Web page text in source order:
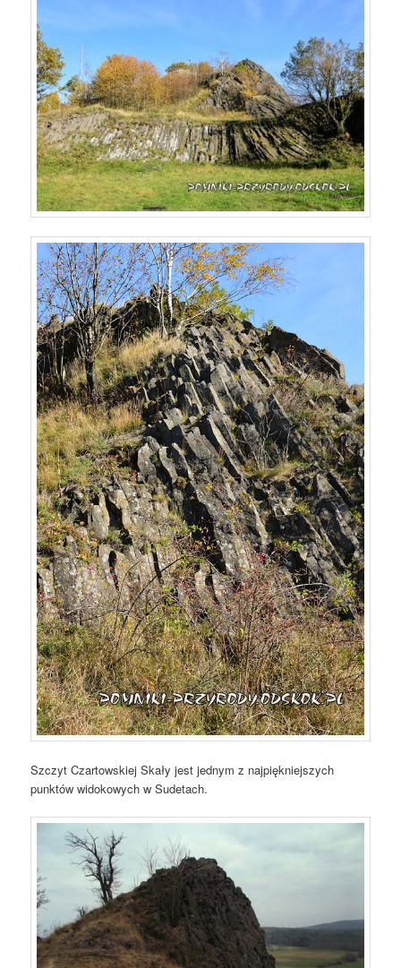
Szczyt Czartowskiej Skały jest jednym z najpiękniejszych
punktów widokowych w Sudetach.